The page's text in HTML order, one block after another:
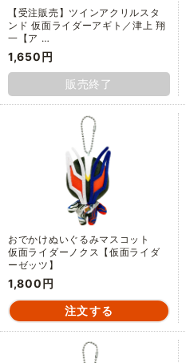
【受注販売】ツインアクリルスタ
ンド 仮面ライダーアギト／津上 翔
一【ア …
1,650円
販売終了
おでかけぬいぐるみマスコット
仮面ライダーノクス【仮面ライダ
ーゼッツ】
1,800円